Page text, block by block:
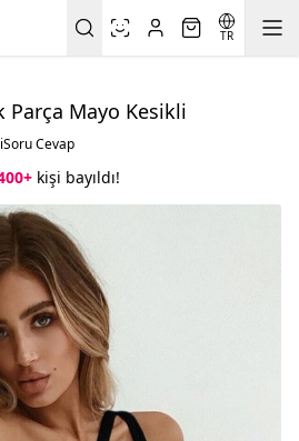
TR
Parça Mayo Kesikli
Soru Cevap
kişi bayıldı!